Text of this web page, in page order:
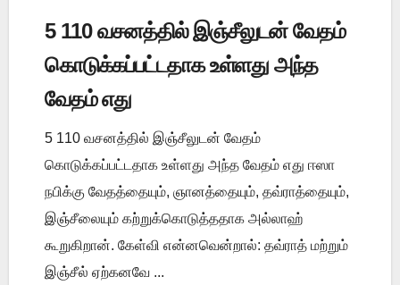
5 110 வசனத்தில் இஞ்சீலுடன் வேதம்
கொடுக்கப்பட்டதாக உள்ளது அந்த
வேதம் எது
5 110 வசனத்தில் இஞ்சீலுடன் வேதம்
கொடுக்கப்பட்டதாக உள்ளது அந்த வேதம் எது ஈஸா
நபிக்கு வேதத்தையும், ஞானத்தையும், தவ்ராத்தையும்,
இஞ்சீலையும் கற்றுக்கொடுத்ததாக அல்லாஹ்
கூறுகிறான். கேள்வி என்னவென்றால்: தவ்ராத் மற்றும்
இஞ்சீல் ஏற்கனவே ...